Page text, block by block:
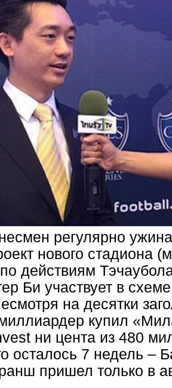
регулярно
нового стадиона
действиям
Би участвует в
на десятки
купил
ни цента из 480
осталось 7 недель –
пришел только в